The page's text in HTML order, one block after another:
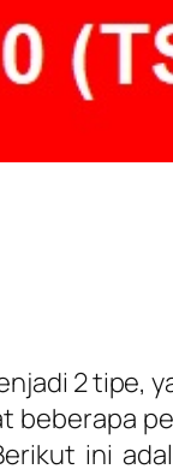
2 tipe,
beberapa
ini